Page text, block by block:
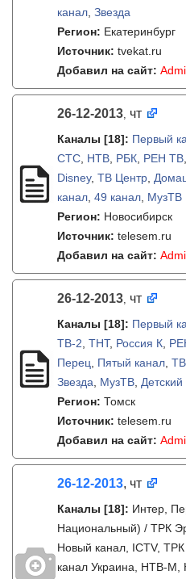
канал Звезда
Регион: Екатеринбург
Источник: tvekat.ru
Добавил на сайт:
26-12-2013, чт
Каналы [18]: Первый
СТС НТВ РБК РЕН ТВ
Disney, ТВ Центр
канал 49 канал МузТВ
Регион: Новосибирск
Источник: telesem.ru
Добавил на сайт:
26-12-2013, чт
Каналы [18]: Первый
ТВ-2 ТНТ, Россия К
Перец
Пятый канал
Звезда
МузТВ
Регион: Томск
Источник: telesem.ru
Добавил на сайт:
26-12-2013, чт
Каналы [18]: Интер,
Национальный) / ТРК
Новый канал, ICTV,
канал Украина, НТВ-